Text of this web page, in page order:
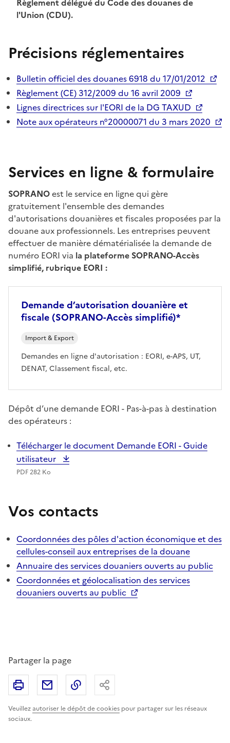
l'Union (CDU).
Précisions réglementaires
Bulletin officiel des douanes 6918 du 17/01/2012
Règlement (CE) 312/2009 du 16 avril 2009
Lignes directrices sur l'EORI de la DG TAXUD
Note aux opérateurs n°20000071 du 3 mars 2020
Services en ligne & formulaire
SOPRANOest le service en ligne qui gère
gratuitement l'ensemble des demandes
d'autorisations douanières et fiscales proposées par la
douane aux professionnels. Les entreprises peuvent
effectuer de manière dématérialisée la demande de
numéro EORI via la plateforme SOPRANO-Accès
simplifié, rubrique EORI :
Demande d’autorisation douanière et
fiscale (SOPRANO-Accès simplifié)*
Import & Export
Demandes en ligne d'autorisation : EORI, e-APS, UT,
DENAT, Classement fiscal, etc.
Dépôt d’une demande EORI - Pas-à-pas à destination
des opérateurs :
Télécharger le document Demande EORI - Guide
utilisateur
PDF 282 Ko
Vos contacts
Coordonnées des pôles d'action économique et des
cellules-conseil aux entreprises de la douane
Annuaire des services douaniers ouverts au public
Coordonnées et géolocalisation des services
douaniers ouverts au public
Partager la page
Veuillezautoriser le dépôt de cookies pour partager sur les réseaux
sociaux.
Imprimer Partager par email
Copier le lien